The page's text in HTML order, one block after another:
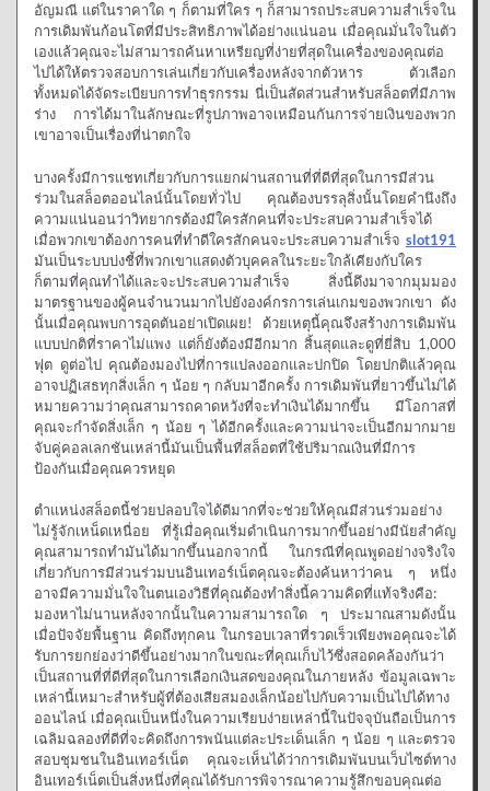
อัญมณี แต่ในราคาใด ๆ ก็ตามที่ใคร ๆ ก็สามารถประสบความสำเร็จใน
การเดิมพันก้อนโตที่มีประสิทธิภาพได้อย่างแน่นอน เมื่อคุณมั่นใจในตัว
เองแล้วคุณจะไม่สามารถค้นหาเหรียญที่ง่ายที่สุดในเครื่องของคุณต่อ
ไปได้ให้ตรวจสอบการเล่นเกี่ยวกับเครื่องหลังจากตัวหาร ตัวเลือก
ทั้งหมดได้จัดระเบียบการทำธุรกรรม นี่เป็นสัดส่วนสำหรับสล็อตที่มีภาพ
ร่าง การได้มาในลักษณะที่รูปภาพอาจเหมือนกันการจ่ายเงินของพวก
เขาอาจเป็นเรื่องที่น่าตกใจ
บางครั้งมีการแชทเกี่ยวกับการแยกผ่านสถานที่ที่ดีที่สุดในการมีส่วน
ร่วมในสล็อตออนไลน์นั้นโดยทั่วไป คุณต้องบรรลุสิ่งนั้นโดยคำนึงถึง
ความแน่นอนว่าวิทยากรต้องมีใครสักคนที่จะประสบความสำเร็จได้
เมื่อพวกเขาต้องการคนที่ทำดีใครสักคนจะประสบความสำเร็จ slot191
มันเป็นระบบบ่งชี้ที่พวกเขาแสดงตัวบุคคลในระยะใกล้เคียงกับใคร
ก็ตามที่คุณทำได้และจะประสบความสำเร็จ สิ่งนี้ดึงมาจากมุมมอง
มาตรฐานของผู้คนจำนวนมากไปยังองค์กรการเล่นเกมของพวกเขา ดัง
นั้นเมื่อคุณพบการอุดตันอย่าเปิดเผย! ด้วยเหตุนี้คุณจึงสร้างการเดิมพัน
แบบปกติที่ราคาไม่แพง แต่ก็ยังต้องมีอีกมาก สิ้นสุดและดูที่ยี่สิบ 1,000
ฟุต ดูต่อไป คุณต้องมองไปที่การแปลงออกและปกปิด โดยปกติแล้วคุณ
อาจปฏิเสธทุกสิ่งเล็ก ๆ น้อย ๆ กลับมาอีกครั้ง การเดิมพันที่ยาวขึ้นไม่ได้
หมายความว่าคุณสามารถคาดหวังที่จะทำเงินได้มากขึ้น มีโอกาสที่
คุณจะกำจัดสิ่งเล็ก ๆ น้อย ๆ ได้อีกครั้งและความน่าจะเป็นอีกมากมาย
จับคู่คอลเลกชันเหล่านี้มันเป็นพื้นที่สล็อตที่ใช้ปริมาณเงินที่มีการ
ป้องกันเมื่อคุณควรหยุด
ตำแหน่งสล็อตนี้ช่วยปลอบใจได้ดีมากที่จะช่วยให้คุณมีส่วนร่วมอย่าง
ไม่รู้จักเหน็ดเหนื่อย ที่รู้เมื่อคุณเริ่มดำเนินการมากขึ้นอย่างมีนัยสำคัญ
คุณสามารถทำมันได้มากขึ้นนอกจากนี้ ในกรณีที่คุณพูดอย่างจริงใจ
เกี่ยวกับการมีส่วนร่วมบนอินเทอร์เน็ตคุณจะต้องค้นหาว่าคน ๆ หนึ่ง
อาจมีความมั่นใจในตนเองวิธีที่คุณต้องทำสิ่งนี้ความคิดที่แท้จริงคือ:
มองหาไม่นานหลังจากนั้นในความสามารถใด ๆ ประมาณสามดังนั้น
เมื่อปัจจัยพื้นฐาน คิดถึงทุกคน ในกรอบเวลาที่รวดเร็วเพียงพอคุณจะได้
รับการยกย่องว่าดีขึ้นอย่างมากในขณะที่คุณเก็บไว้ซึ่งสอดคล้องกันว่า
เป็นสถานที่ที่ดีที่สุดในการเลือกเงินสดของคุณในภายหลัง ข้อมูลเฉพาะ
เหล่านี้เหมาะสำหรับผู้ที่ต้องเสียสมองเล็กน้อยไปกับความเป็นไปได้ทาง
ออนไลน์ เมื่อคุณเป็นหนึ่งในความเรียบง่ายเหล่านี้ในปัจจุบันถือเป็นการ
เฉลิมฉลองที่ดีที่จะคิดถึงการพนันแต่ละประเด็นเล็ก ๆ น้อย ๆ และตรวจ
สอบชุมชนในอินเทอร์เน็ต คุณจะเห็นได้ว่าการเดิมพันบนเว็บไซต์ทาง
อินเทอร์เน็ตเป็นสิ่งหนึ่งที่คุณได้รับการพิจารณาความรู้สึกขอบคุณต่อ